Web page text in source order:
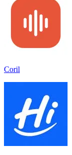
Coril